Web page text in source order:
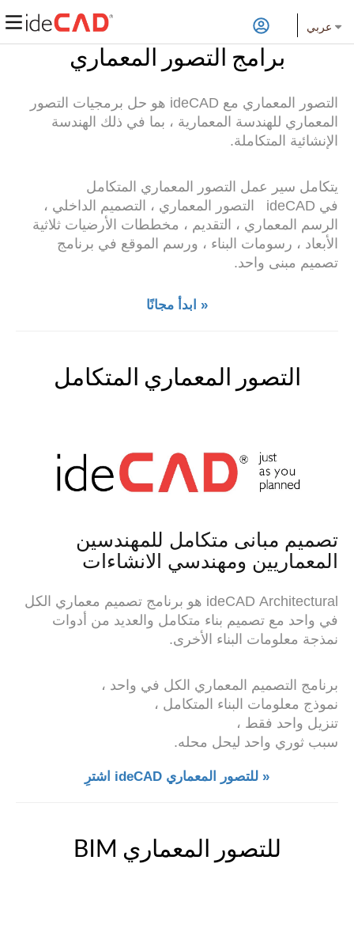
عربي
برامج التصور المعماري
التصور المعماري
مع ideCAD هو حل برمجيات التصور
المعماري للهندسة المعمارية ، بما في ذلك الهندسة
الإنشائية المتكاملة.
يتكامل سير عمل التصور المعماري المتكامل
في ideCAD التصور المعماري ،
التصميم الداخلي ،
الرسم المعماري ، التقديم ، مخططات الأرضيات ثلاثية
الأبعاد ، رسومات البناء ، ورسم الموقع في برنامج
تصميم مبنى واحد.
ابدأ مجانًا »
التصور المعماري المتكامل
تصميم مبانى متكامل للمهندسين
المعماريين ومهندسي الانشاءات
ideCAD Architectural هو برنامج تصميم معماري الكل
في واحد مع تصميم بناء متكامل والعديد من أدوات
نمذجة معلومات البناء الأخرى.
برنامج التصميم المعماري الكل في واحد ،
نموذج معلومات البناء المتكامل ،
تنزيل واحد فقط ،
سبب ثوري واحد ليحل محله.
اشترِ ideCAD للتصور المعماري »
BIM للتصور المعماري